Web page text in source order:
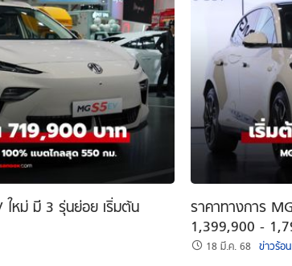
ติดตามสนุกโซเชียลได้ที่
เจอร์ (ประเทศไทย) จำกัด
ใหม่ มี 3 รุ่นย่อย เริ่มต้น
ราคาทางการ
1,399,900 -
18 มี.ค. 68 ข่าวร้อน